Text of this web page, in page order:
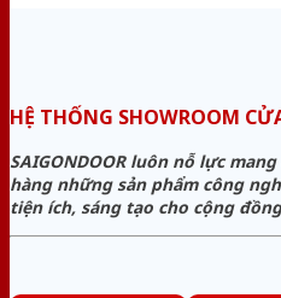
HỆ THỐNG SHOWROOM
SAIGONDOOR luôn nỗ lực
hàng những sản phẩm công
tiện ích, sáng tạo cho cộng